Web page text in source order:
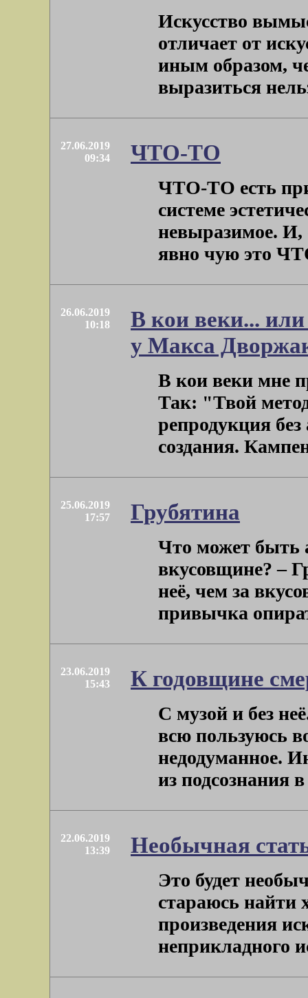
Искусство
отличает от
иным образом,
выразиться
27.06.2019
09:34
ЧТО-ТО
ЧТО-ТО есть
системе
невыразимое.
явно чую это
26.06.2019
10:18
В кои веки...
у Макса
В кои веки мне
Так: "Твой
репродукция
создания.
25.06.2019
17:57
Грубятина
Что может быть
вкусовщине? –
неё, чем за
привычка
23.06.2019
15:43
К годовщине
С музой и без
всю пользуюсь
недодуманное.
из подсознания
22.06.2019
13:39
Необычная
Это будет
стараюсь найти
произведения
неприкладного